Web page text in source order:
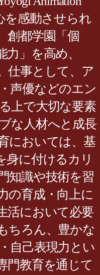
を感動させられ
都学園「個
」を高め、
仕事として、ア
声優などのエン
上で大切な要素
な人材へと成長
においては、基
身に付けるカリ
知識や技術を習
の育成・向上に
活において必要
ちろん、豊かな
自己表現力とい
門教育を通じて